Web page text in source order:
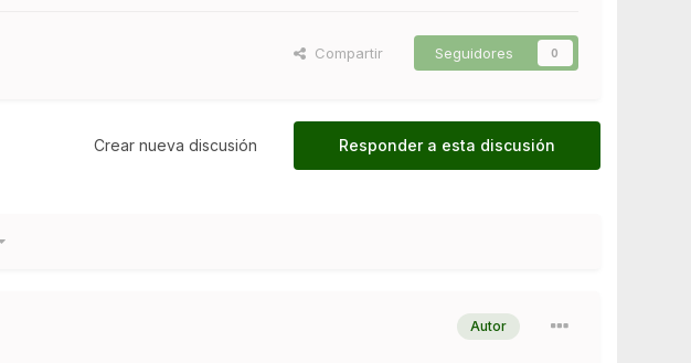
Compartir Seguidores 0
Responder a esta discusión
Crear nueva discusión
Autor